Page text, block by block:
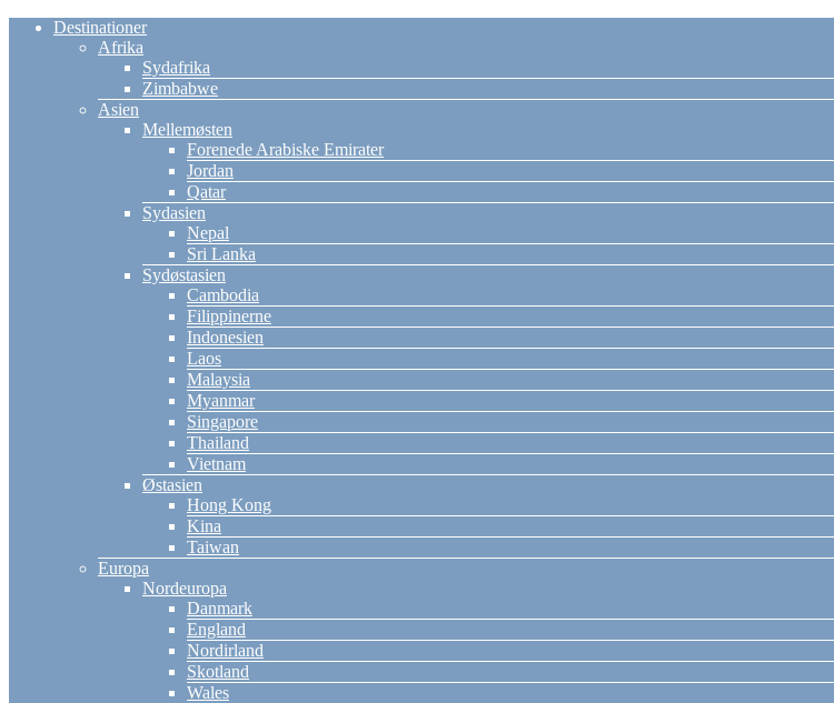
Destinationer
Afrika
Sydafrika
Zimbabwe
Asien
Mellemøsten
Forenede Arabiske Emirater
Jordan
Qatar
Sydasien
Nepal
Sri Lanka
Sydøstasien
Cambodia
Filippinerne
Indonesien
Laos
Malaysia
Myanmar
Singapore
Thailand
Vietnam
Østasien
Hong Kong
Kina
Taiwan
Europa
Nordeuropa
Danmark
England
Nordirland
Skotland
Wales